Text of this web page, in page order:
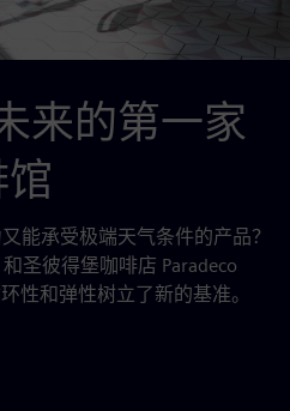
来的第一家
能承受极端天气条件的产品？
圣彼得堡咖啡店 Paradeco
性和弹性树立了新的基准。